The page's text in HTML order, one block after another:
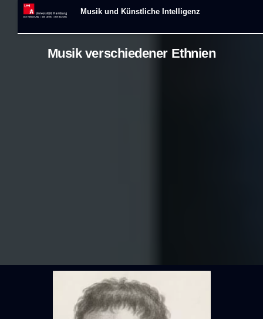
Musik und Künstliche Intelligenz
Musik verschiedener Ethnien